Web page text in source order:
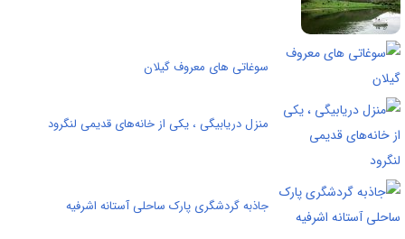
سوغاتی های معروف گیلان
منزل دریابیگی ، يکى از خانه‌هاى قديمى لنگرود
جاذبه گردشگری پارک ساحلی آستانه اشرفیه